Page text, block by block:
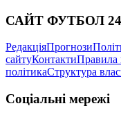
САЙТ ФУТБОЛ 24
РедакціяПрогнози
сайтуКонтактиПравила
політикаСтруктура
Соціальні мережі